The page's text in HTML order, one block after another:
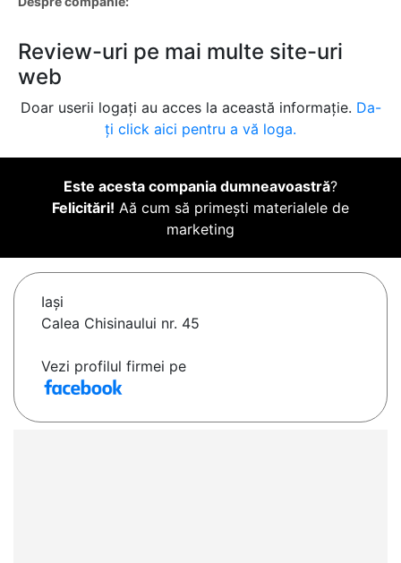
Review-uri pe mai multe site-uri
web
Doar userii logați au acces la această informație. Da-
ți click aici pentru a vă loga.
Este acesta compania dumneavoastră?
Felicitări! Aă cum să primești materialele de
marketing
Iaşi
Calea Chisinaului nr. 45
Vezi profilul firmei pe